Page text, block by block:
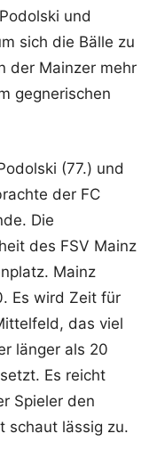
und
sich die Bälle zu
der Mainzer mehr
gegnerischen
(77.) und
der FC
Die
des FSV Mainz
Mainz
Es wird Zeit für
das viel
länger als 20
Es reicht
Spieler den
schaut lässig zu.